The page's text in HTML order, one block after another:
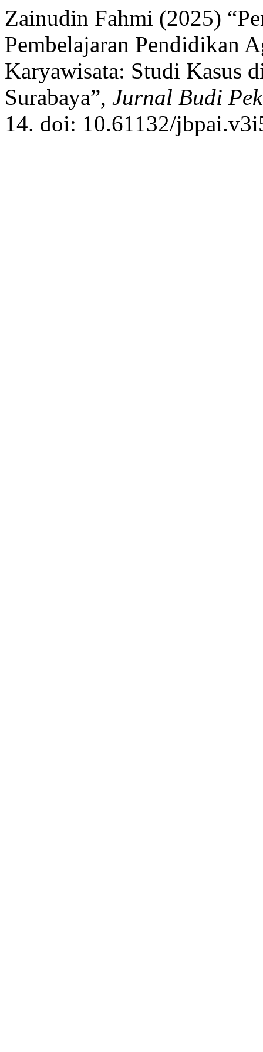
Zainudin Fahmi (2025)
Pembelajaran Pendidikan
Karyawisata: Studi Kasus
Surabaya”, Jurnal Budi
14. doi: 10.61132/